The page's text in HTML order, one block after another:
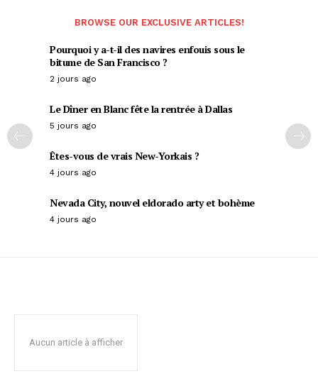
BROWSE OUR EXCLUSIVE ARTICLES!
Pourquoi y a-t-il des navires enfouis sous le
bitume de San Francisco ?
2 jours ago
Le Dîner en Blanc fête la rentrée à Dallas
5 jours ago
Êtes-vous de vrais New-Yorkais ?
4 jours ago
Nevada City, nouvel eldorado arty et bohème
4 jours ago
Aucun article à afficher